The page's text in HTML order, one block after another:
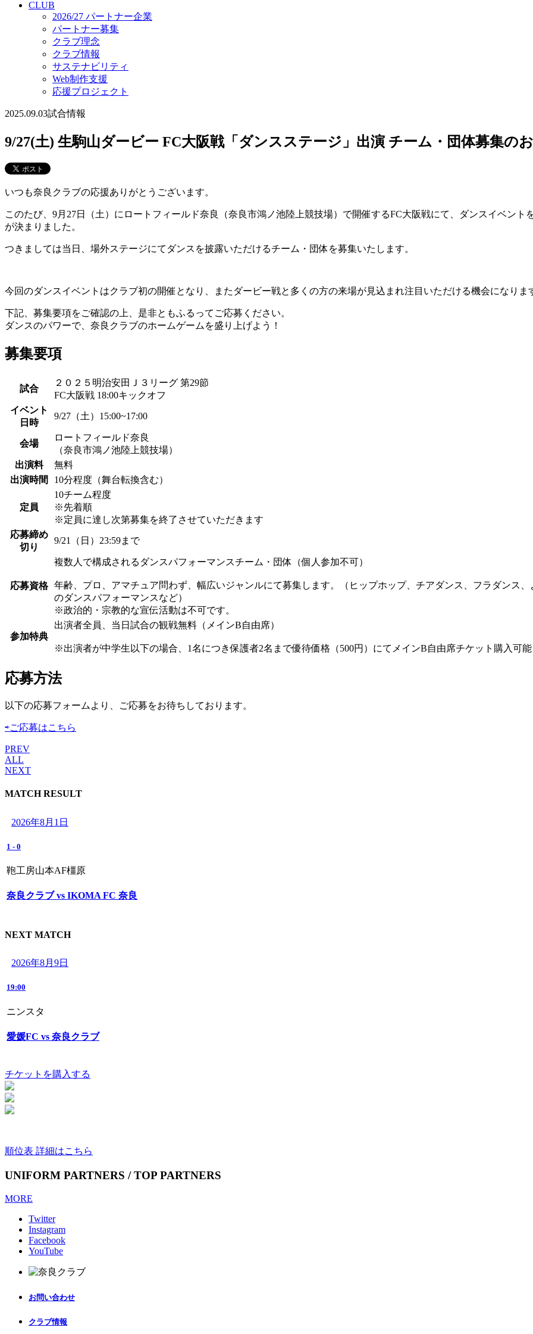
CLUB
2026/27 パートナー企業
パートナー募集
クラブ理念
クラブ情報
サステナビリティ
Web制作支援
応援プロジェクト
2025.09.03試合情報
9/27(土) 生駒山ダービー FC大阪戦「ダンスステージ」出演 チーム・団体募集の
いつも奈良クラブの応援ありがとうございます。
このたび、9月27日（土）にロートフィールド奈良（奈良市鴻ノ池陸上競技場）で開催するFC大阪戦にて、ダンスイベント
が決まりました。
つきましては当日、場外ステージにてダンスを披露いただけるチーム・団体を募集いたします。
今回のダンスイベントはクラブ初の開催となり、またダービー戦と多くの方の来場が見込まれ注目いただける機会になりま
下記、募集要項をご確認の上、是非ともふるってご応募ください。
ダンスのパワーで、奈良クラブのホームゲームを盛り上げよう！
募集要項
試合
２０２５明治安田Ｊ３リーグ 第29節
FC大阪戦 18:00キックオフ
イベント
日時
9/27（土）15:00~17:00
会場
ロートフィールド奈良
（奈良市鴻ノ池陸上競技場）
出演料
無料
出演時間
10分程度（舞台転換含む）
定員
10チーム程度
※先着順
※定員に達し次第募集を終了させていただきます
応募締め
切り
9/21（日）23:59まで
応募資格
複数人で構成されるダンスパフォーマンスチーム・団体（個人参加不可）
年齢、プロ、アマチュア問わず、幅広いジャンルにて募集します。（ヒップホップ、チアダンス、フラダンス
のダンスパフォーマンスなど）
※政治的・宗教的な宣伝活動は不可です。
参加特典
出演者全員、当日試合の観戦無料（メインB自由席）
※出演者が中学生以下の場合、1名につき保護者2名まで優待価格（500円）にてメインB自由席チケット購入可能
応募方法
以下の応募フォームより、ご応募をお待ちしております。
⇨ご応募はこちら
PREV
ALL
NEXT
MATCH RESULT
2026年8月1日
1 - 0
鞄工房山本AF橿原
奈良クラブ vs IKOMA FC 奈良
NEXT MATCH
2026年8月9日
19:00
ニンスタ
愛媛FC vs 奈良クラブ
チケットを購入する
順位表 詳細はこちら
UNIFORM PARTNERS / TOP PARTNERS
MORE
Twitter
Instagram
Facebook
YouTube
お問い合わせ
クラブ情報